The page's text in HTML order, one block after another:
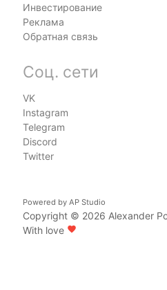
Инвестирование
Реклама
Обратная связь
Соц. сети
VK
Instagram
Telegram
Discord
Twitter
Powered by AP Studio
Copyright © 2026 Alexander
With love favorite